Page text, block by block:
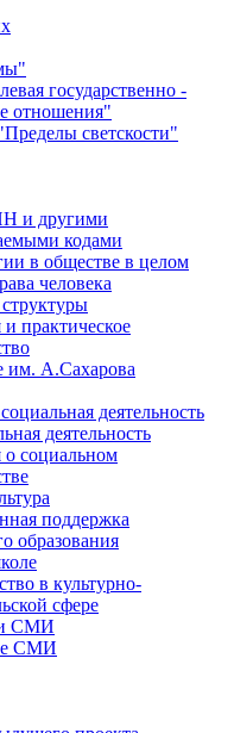
государственно -
отношения"
светскости"
и другими
кодами
в обществе в целом
человека
практическое
им. А.Сахарова
деятельность
деятельность
социальном
поддержка
образования
в культурно-
сфере
и СМИ
СМИ